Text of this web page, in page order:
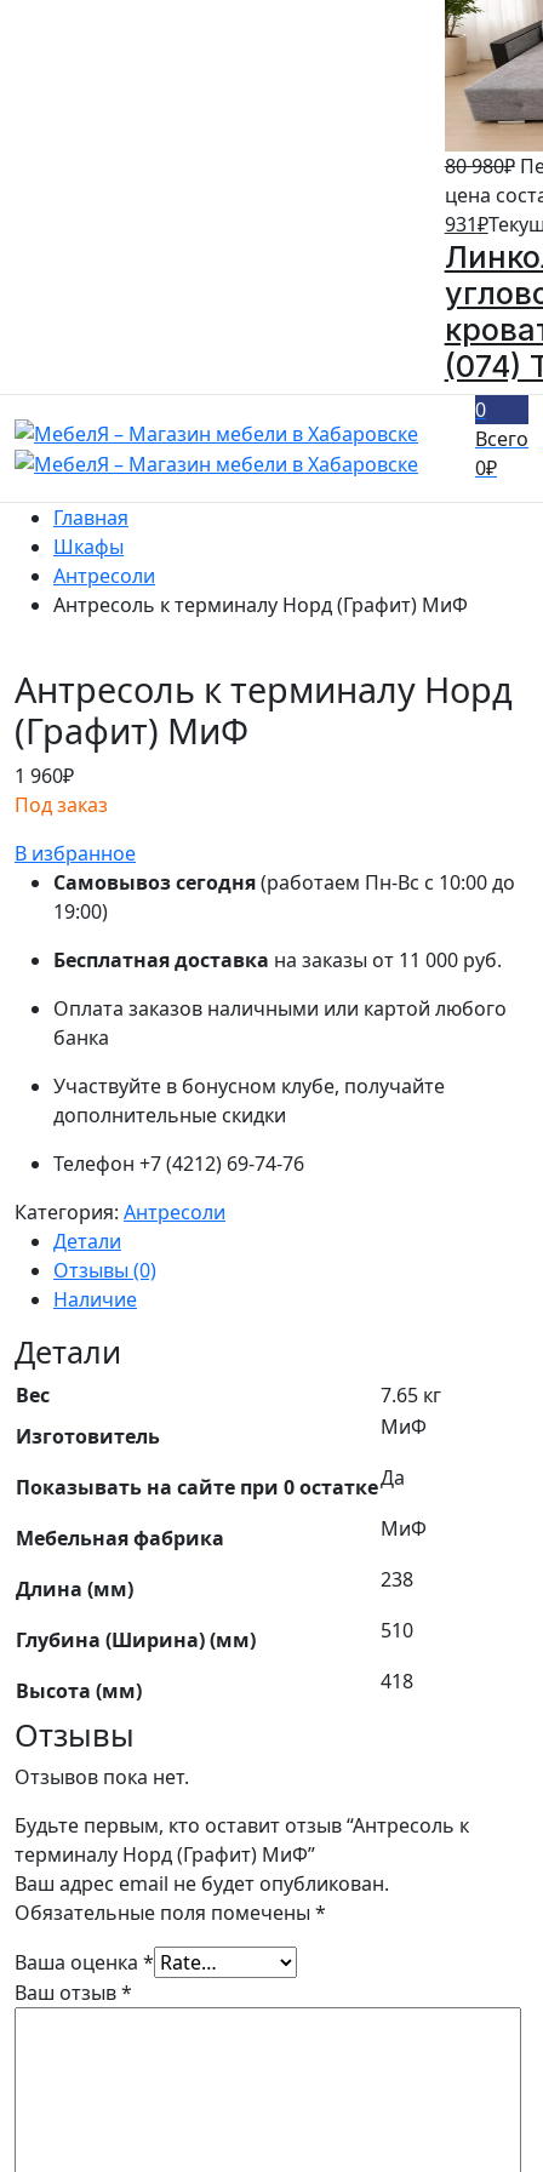
80 980₽
цена
931₽
(074)
0
Всего
0₽
Главная
Шкафы
Антресоли
Антресоль к терминалу Норд (Графит) МиФ
Антресоль к терминалу Норд
(Графит) МиФ
1 960₽
Под заказ
В избранное
Самовывоз сегодня(работаем Пн-Вс с 10:00 до
19:00)
Бесплатная доставка на заказы от 11 000 руб.
Оплата заказов наличными или картой любого
банка
Участвуйте в бонусном клубе, получайте
дополнительные скидки
Телефон +7 (4212) 69-74-76
Категория: Антресоли
Детали
Отзывы (0)
Наличие
Детали
Вес
7.65 кг
Изготовитель
МиФ
Показывать на сайте при 0 остаткеДа
Мебельная фабрика МиФ
Длина (мм) 238
Глубина (Ширина) (мм) 510
Высота (мм) 418
Отзывы
Отзывов пока нет.
Будьте первым, кто оставит отзыв “Антресоль к
терминалу Норд (Графит) МиФ”
Ваш адрес email не будет опубликован.
Обязательные поля помечены *
Ваша оценка *
Ваш отзыв*